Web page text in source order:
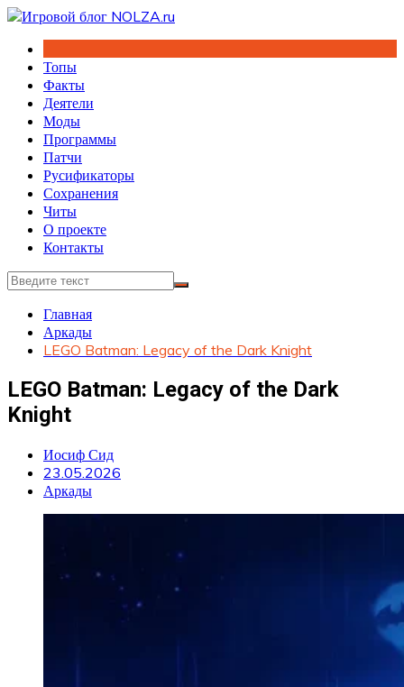
Перейти
содержимому
Топы
Факты
Деятели
Моды
Программы
Патчи
Русификаторы
Сохранения
Читы
О проекте
Контакты
Главная
Аркады
LEGO Batman: Legacy of the Dark Knight
LEGO Batman: Legacy of the Dark
Knight
Иосиф Сид
23.05.2026
Аркады